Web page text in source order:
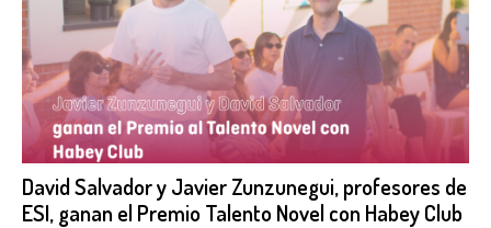
David Salvador y Javier Zunzunegui, profesores de
ESI, ganan el Premio Talento Novel con Habey Club